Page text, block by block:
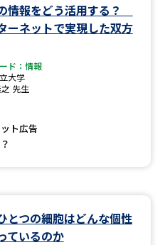
情報をどう活用する？
ーネットで実現した双方
ド：情報
大学
先生
ト広告
とつの細胞はどんな個性
ているのか